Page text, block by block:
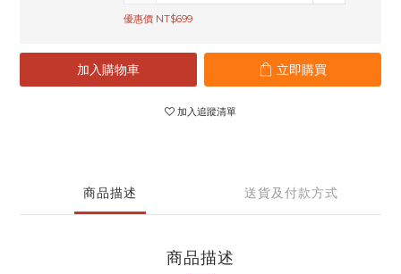
優惠價 NT$699
加入購物車 立即購買
加入追蹤清單
商品描述 送貨及付款方式
商品描述